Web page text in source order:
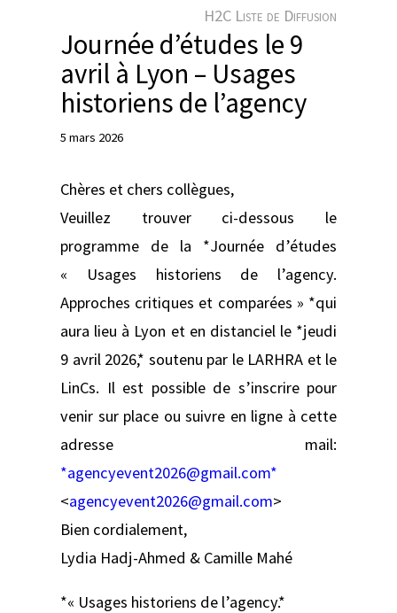
H2C Liste de Diffusion
Journée d’études le 9
avril à Lyon – Usages
historiens de l’agency
5 mars 2026
Chères et chers collègues,
Veuillez trouver ci-dessous le
programme de la *Journée d’études
« Usages historiens de l’agency.
Approches critiques et comparées » *qui
aura lieu à Lyon et en distanciel le *jeudi
9 avril 2026,* soutenu par le LARHRA et le
LinCs. Il est possible de s’inscrire pour
venir sur place ou suivre en ligne à cette
adresse mail:
*agencyevent2026@gmail.com*
<agencyevent2026@gmail.com>
Bien cordialement,
Lydia Hadj-Ahmed & Camille Mahé
*« Usages historiens de l’agency.*